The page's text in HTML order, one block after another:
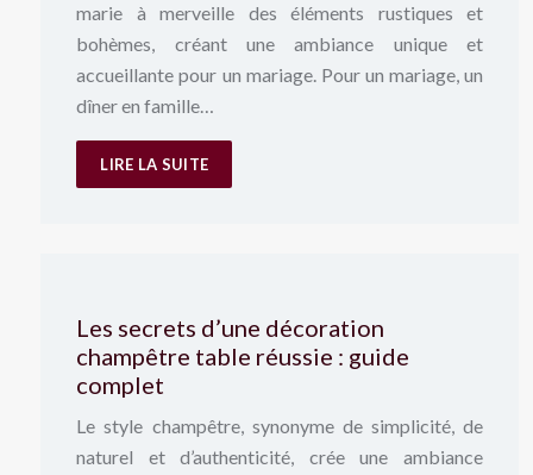
marie à merveille des éléments rustiques et
bohèmes, créant une ambiance unique et
accueillante pour un mariage. Pour un mariage, un
dîner en famille…
LIRE LA SUITE
Les secrets d’une décoration
champêtre table réussie : guide
complet
Le style champêtre, synonyme de simplicité, de
naturel et d’authenticité, crée une ambiance